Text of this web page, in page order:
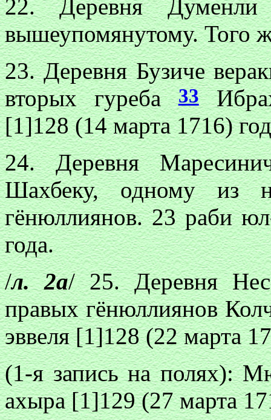
22. Деревня
вышеупомянутому. Того
23. Деревня Бузиче
вторых гуреба33
[1]128 (14 марта 1716)
24. Деревня
Шахбеку, одному из
гёнюллиянов. 23 раби
года.
/л. 2а/ 25. Деревня
правых гёнюллиянов
эввеля [1]128 (22 марта
(1-я запись на полях):
ахыра [1]129 (27 марта